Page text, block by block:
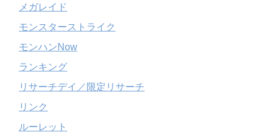
メガレイド
モンスターストライク
モンハンNow
ランキング
リサーチデイ／限定リサーチ
リンク
ルーレット